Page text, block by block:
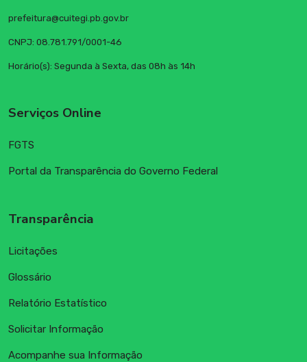
prefeitura@cuitegi.pb.gov.br
CNPJ: 08.781.791/0001-46
Horário(s): Segunda à Sexta, das 08h às 14h
Serviços Online
FGTS
Portal da Transparência do Governo Federal
Transparência
Licitações
Glossário
Relatório Estatístico
Solicitar Informação
Acompanhe sua Informação